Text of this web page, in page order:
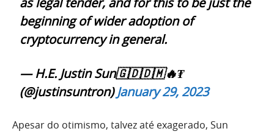
beginning of wider adoption of
cryptocurrency in general.
— H.E. Justin Sun🇬🇩🇩🇲🔥₮
(@justinsuntron)January 29, 2023
Apesar do otimismo, talvez até exagerado, Sun